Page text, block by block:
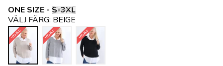
ONE SIZE - S-3XL
VÄLJ FÄRG: BEIGE
UTSÅLD UTSÅLD UTSÅLD